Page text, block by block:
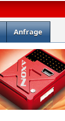
Anfrage